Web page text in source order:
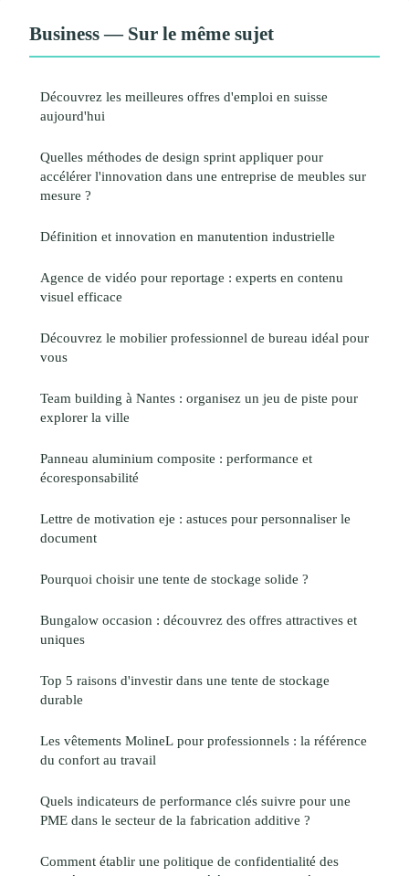
Business — Sur le même sujet
Découvrez les meilleures offres d'emploi en suisse
aujourd'hui
Quelles méthodes de design sprint appliquer pour
accélérer l'innovation dans une entreprise de meubles sur
mesure ?
Définition et innovation en manutention industrielle
Agence de vidéo pour reportage : experts en contenu
visuel efficace
Découvrez le mobilier professionnel de bureau idéal pour
vous
Team building à Nantes : organisez un jeu de piste pour
explorer la ville
Panneau aluminium composite : performance et
écoresponsabilité
Lettre de motivation eje : astuces pour personnaliser le
document
Pourquoi choisir une tente de stockage solide ?
Bungalow occasion : découvrez des offres attractives et
uniques
Top 5 raisons d'investir dans une tente de stockage
durable
Les vêtements MolineL pour professionnels : la référence
du confort au travail
Quels indicateurs de performance clés suivre pour une
PME dans le secteur de la fabrication additive ?
Comment établir une politique de confidentialité des